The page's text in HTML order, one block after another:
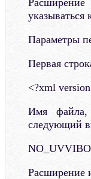
Параметры
Первая
<?xml
Имя файла,
следующий
Расширение